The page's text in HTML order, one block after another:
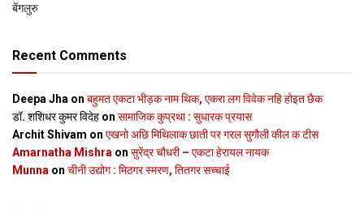
बेंगलुरु
Recent Comments
Deepa Jha on बहुमत एकटा भीड़क नाम थिक, एकरा लग विवेक नहि होइत छैक
डॉ. शशिधर कुमर विदेह on सामाजिक कुप्रथा : सुधारक प्रयास
Archit Shivam on एखनो अछि मिथिलाक छाती पर गरल सुगौली कील क टीस
Amarnatha Mishra on सुरेंद्र चौधरी – एकटा हेरायल नायक
Munna on चीनी उद्योग : मिठगर स्‍मरण, तितगर सच्‍चाई